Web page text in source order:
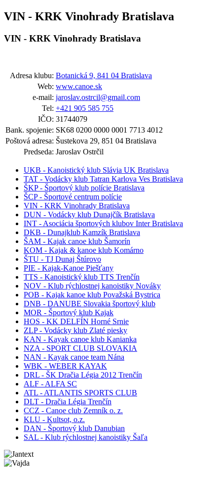
VIN - KRK Vinohrady Bratislava
VIN - KRK Vinohrady Bratislava
Adresa klubu: Botanická 9, 841 04 Bratislava
Web: www.canoe.sk
e-mail: jaroslav.ostrcil@gmail.com
Tel: +421 905 585 755
IČO: 31744079
Bank. spojenie: SK68 0200 0000 0001 7713 4012
Poštová adresa: Šustekova 29, 851 04 Bratislava
Predseda: Jaroslav Ostrčil
UKB - Kanoistický klub Slávia UK Bratislava
TAT - Vodácky klub Tatran Karlova Ves Bratislava
ŠKP - Športový klub polície Bratislava
ŠCP - Športové centrum polície
VIN - KRK Vinohrady Bratislava
DUN - Vodácky klub Dunajčík Bratislava
INT - Asociácia športových klubov Inter Bratislava
DKB - Dunajklub Kamzík Bratislava
ŠAM - Kajak canoe klub Šamorín
KOM - Kajak & kanoe klub Komárno
ŠTU - TJ Dunaj Štúrovo
PIE - Kajak-Kanoe Piešťany
TTS - Kanoistický klub TTS Trenčín
NOV - Klub rýchlostnej kanoistiky Nováky
POB - Kajak kanoe klub Považská Bystrica
DNB - DANUBE Slovakia športový klub
MOR - Športový klub Kajak
HOS - KK DELFÍN Horné Srnie
ZLP - Vodácky klub Zlaté piesky
KAN - Kayak canoe klub Kanianka
NZA - SPORT CLUB SLOVAKIA
NAN - Kayak canoe team Nána
WBK - WEBER KAYAK
DRL - ŠK Dračia Légia 2012 Trenčín
ALF - ALFA SC
ATL - ATLANTIS SPORTS CLUB
DLT - Dračia Légia Trenčín
CCZ - Canoe club Zemník o. z.
KLU - Kultsot, o.z.
DAN - Športový klub Danubian
SAL - Klub rýchlostnej kanoistiky Šaľa